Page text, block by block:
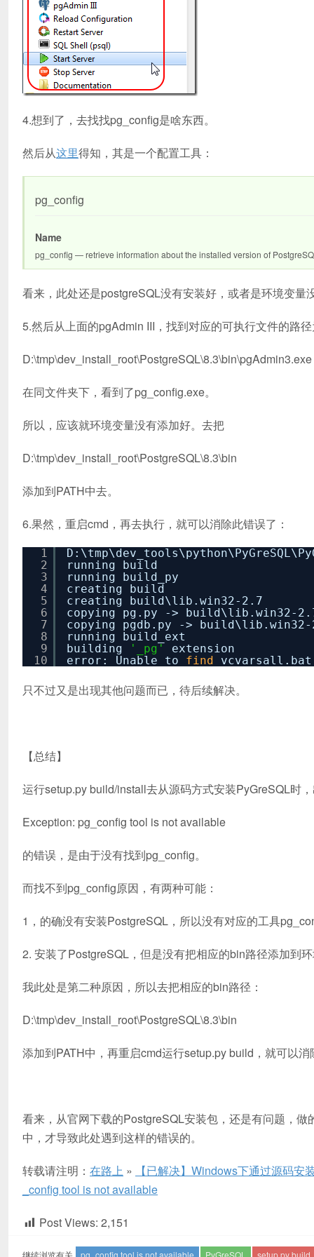
4.想到了，去找找pg_config是啥东西。
然后从这里得知，其是一个配置工具：
pg_config
Name
pg_config — retrieve information about the installed version of
看来，此处还是postgreSQL没有安装好，或者是环境变量
5.然后从上面的pgAdmin III，找到对应的可执行文件的路径
D:\tmp\dev_install_root\PostgreSQL\8.3\bin\pgAdmin3.exe
在同文件夹下，看到了pg_config.exe。
所以，应该就环境变量没有添加好。去把
D:\tmp\dev_install_root\PostgreSQL\8.3\bin
添加到PATH中去。
6.果然，重启cmd，再去执行，就可以消除此错误了：
1
2
3
4
5
6
7
8
9
10
running build
running build_py
creating build
creating build\lib.win32-2.7
copying pg.py -> build\lib.win32-
copying pgdb.py -> build\lib.win32-
running build_ext
building
'_pg'
extension
error: Unable to find vcvarsall.bat
只不过又是出现其他问题而已，待后续解决。
【总结】
运行setup.py build/install去从源码方式安装PyGreSQL时，
Exception: pg_config tool is not available
的错误，是由于没有找到pg_config。
而找不到pg_config原因，有两种可能：
1，的确没有安装PostgreSQL，所以没有对应的工具
2. 安装了PostgreSQL，但是没有把相应的bin路径添加到环
我此处是第二种原因，所以去把相应的bin路径：
D:\tmp\dev_install_root\PostgreSQL\8.3\bin
添加到PATH中，再重启cmd运行setup.py build，就可以消
看来，从官网下载的PostgreSQL安装包，还是有问题，
中，才导致此处遇到这样的错误的。
转载请注明： 在路上 »
【已解决】Windows下通过源码
_config tool is not available
Post Views: 2,151
继续浏览有关 pg_config tool is not available PyGreSQL setup.py build